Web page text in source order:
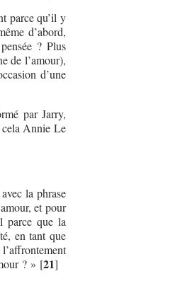
parce qu’il y
d’abord,
? Plus
de l’amour),
d’une
par Jarry,
Annie Le
la phrase
et pour
parce que la
en tant que
? » [21]